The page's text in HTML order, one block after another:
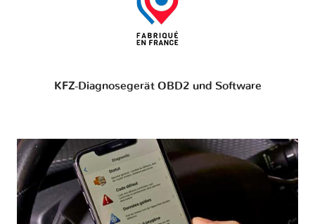
KFZ-Diagnosegerät OBD2 und Software